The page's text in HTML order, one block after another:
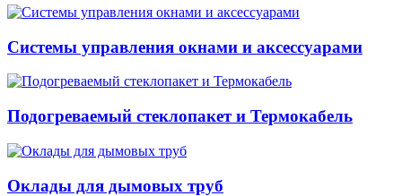
Системы управления окнами и аксессуарами
Подогреваемый стеклопакет и Термокабель
Оклады для дымовых труб